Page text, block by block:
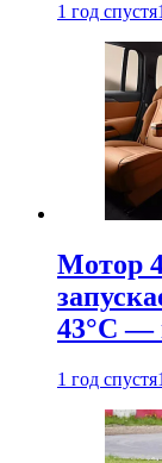
1 год спустя
Мотор
43°С —
1 год спустя